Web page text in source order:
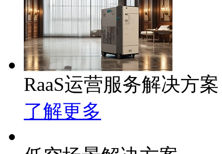
RaaS运营服务解决方案
了解更多